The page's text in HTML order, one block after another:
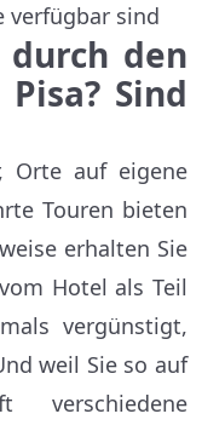
verfügbar sind
den
Sind
Orte auf eigene
Touren bieten
erhalten Sie
Hotel als Teil
vergünstigt,
weil Sie so auf